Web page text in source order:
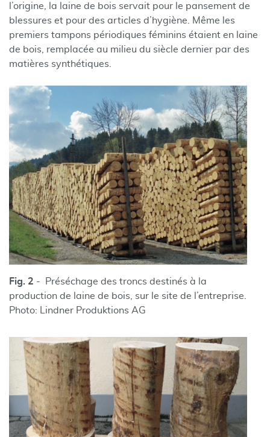
l’origine, la laine de bois servait pour le pansement de
blessures et pour des articles d’hygiène. Même les
premiers tampons périodiques féminins étaient en laine
de bois, remplacée au milieu du siècle dernier par des
matières synthétiques.
Fig. 2 - Préséchage des troncs destinés à la
production de laine de bois, sur le site de l’entreprise.
Photo: Lindner Produktions AG